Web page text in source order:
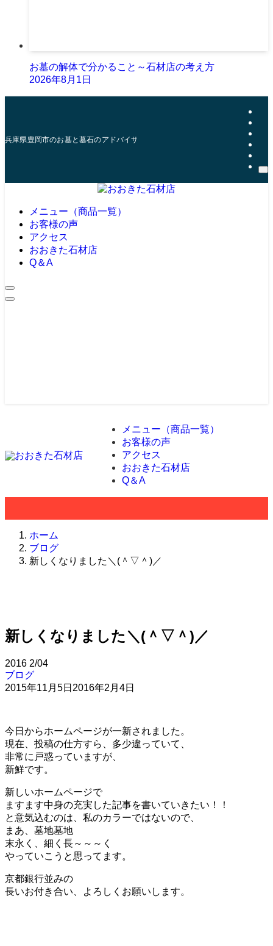
お墓の解体で分かること～石材店の考え方
2026年8月1日
兵庫県豊岡市のお墓と墓石のアドバイザー | おおきた石材店
メニュー（商品一覧）
お客様の声
アクセス
おおきた石材店
Q＆A
メニュー（商品一覧）
お客様の声
アクセス
おおきた石材店
Q＆A
ホーム
ブログ
新しくなりました＼(＾▽＾)／
新しくなりました＼(＾▽＾)／
2016 2/04
ブログ
2015年11月5日 2016年2月4日
今日からホームページが一新されました。
現在、投稿の仕方すら、多少違っていて、
非常に戸惑っていますが、
新鮮です。
新しいホームページで
ますます中身の充実した記事を書いていきたい！！
と意気込むのは、私のカラーではないので、
まあ、墓地墓地
末永く、細く長～～～く
やっていこうと思ってます。
京都銀行並みの
長いお付き合い、よろしくお願いします。